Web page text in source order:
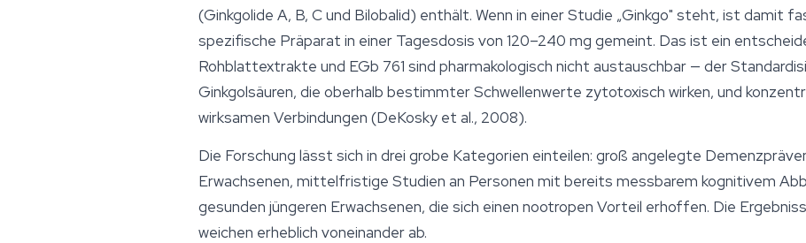
(Ginkgolide A, B, C und Bilobalid) enthält. Wenn in einer Studie „Ginkgo" steht, ist damit
spezifische Präparat in einer Tagesdosis von 120–240 mg gemeint. Das ist ein
Rohblattextrakte und EGb 761 sind pharmakologisch nicht austauschbar — der
Ginkgolsäuren, die oberhalb bestimmter Schwellenwerte zytotoxisch wirken, und
wirksamen Verbindungen (DeKosky et al., 2008).
Die Forschung lässt sich in drei grobe Kategorien einteilen: groß angelegte
Erwachsenen, mittelfristige Studien an Personen mit bereits messbarem kognitivem
gesunden jüngeren Erwachsenen, die sich einen nootropen Vorteil erhoffen. Die
weichen erheblich voneinander ab.